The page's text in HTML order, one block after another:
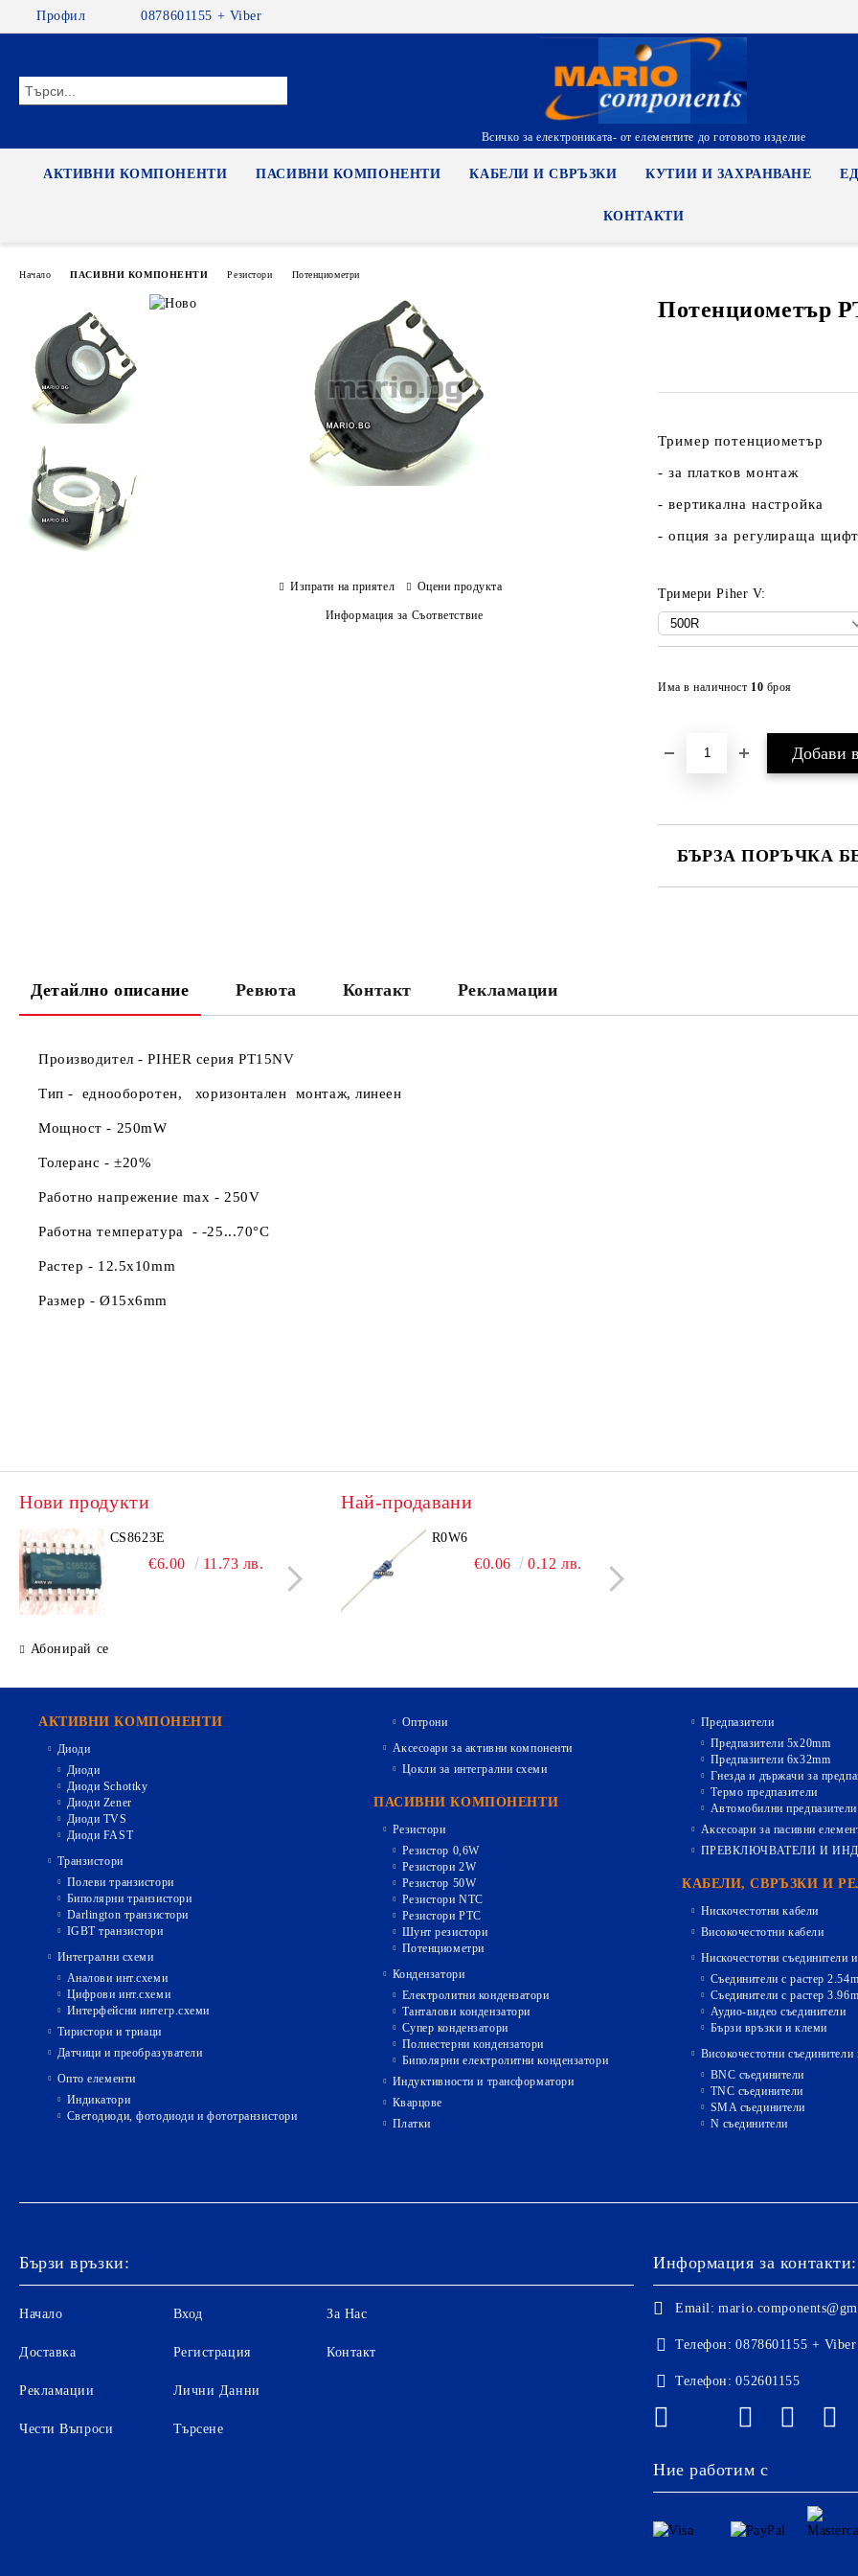
Профил 0878601155 + Viber
Всичко за електрониката- от елементите до готовото изделие
АКТИВНИ КОМПОНЕНТИ ПАСИВНИ КОМПОНЕНТИ КАБЕЛИ И СВРЪЗКИ КУТИИ И ЗАХРАНВАНЕ
КОНТАКТИ
Начало ПАСИВНИ КОМПОНЕНТИ Резистори Потенциометри
Потенциометър
Тример потенциометър
- за платков монтаж
- вертикална настройка
- опция за регулираща
Тримери Piher V:
Има в наличност 10 броя
БЪРЗА ПОРЪЧКА
Изпрати на приятел Оцени продукта
Информация за Съответствие
Детайлно описание Ревюта Контакт Рекламации
Производител - PIHER серия PT15NV
Тип - еднооборотен, хоризонтален монтаж, линеен
Мощност - 250mW
Толеранс -±20%
Работно напрежение max - 250V
Работна температура - -25...70°C
Растер - 12.5x10mm
Размер -Ø15x6mm
Нови продукти
CS8623E
€6.00 11.73 лв.
IRL2505N
€3.60 7.04 лв.
Абонирай се
Най-продавани
R0W6
€0.06 0.12 лв.
АКТИВНИ КОМПОНЕНТИ
Диоди
Диоди
Диоди Schottky
Диоди Zener
Диоди TVS
Диоди FAST
Транзистори
Полеви транзистори
Биполярни транзистори
Darlington транзистори
IGBT транзистори
Интегрални схеми
Аналови инт.схеми
Цифрови инт.схеми
Интерфейсни интегр.схеми
Тиристори и триаци
Датчици и преобразуватели
Опто елементи
Индикатори
Светодиоди, фотодиоди и фототранзистори
Оптрони
Аксесоари за активни компоненти
Цокли за интегрални схеми
ПАСИВНИ КОМПОНЕНТИ
Резистори
Резистор 0,6W
Резистори 2W
Резистор 50W
Резистори NTC
Резистори PTC
Шунт резистори
Потенциометри
Кондензатори
Електролитни кондензатори
Танталови кондензатори
Супер кондензатори
Полиестерни кондензатори
Биполярни електролитни кондензатори
Индуктивности и трансформатори
Кварцове
Платки
Предпазители
Предпазители 5х20mm
Предпазители 6х32mm
Гнезда и държачи за
Термо предпазители
Автомобилни предпазители
Аксесоари за пасивни
ПРЕВКЛЮЧВАТЕЛИ И
КАБЕЛИ, СВРЪЗКИ И
Нискочестотни кабели
Високочестотни кабели
Нискочестотни съединители
Съединители с растер
Съединители с растер
Аудио-видео съединители
Бързи връзки и клеми
Високочестотни съединители
BNC съединители
TNC съединители
SMA съединители
N съединители
Бързи връзки:
Начало
Доставка
Рекламации
Чести Въпроси
Вход
Регистрация
Лични Данни
Търсене
За Нас
Контакт
Информация за контакти:
Email:
Телефон: 0878601155 + Viber
Телефон: 052601155
Ние работим с